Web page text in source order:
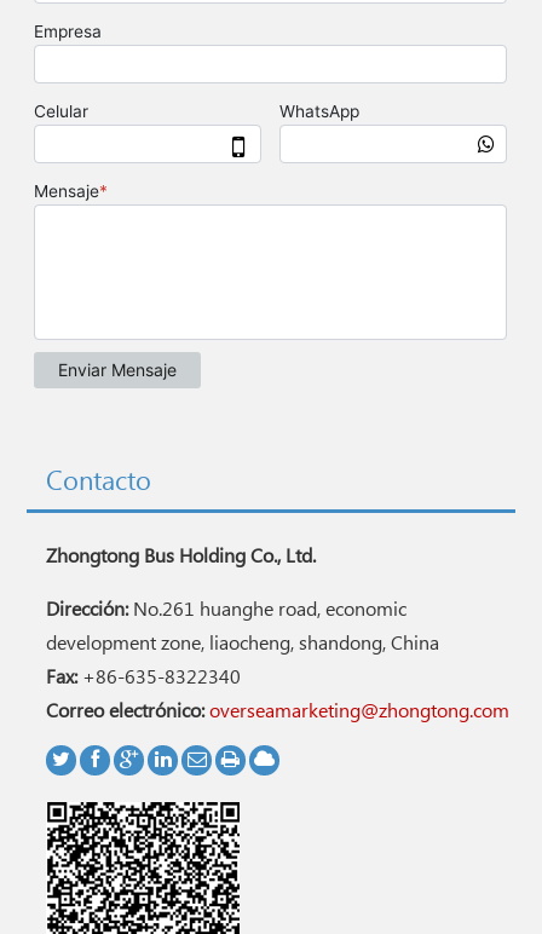
Contacto
Zhongtong Bus Holding Co., Ltd.
Dirección:No.261 huanghe road, economic
development zone, liaocheng, shandong, China
Fax:+86-635-8322340
Correo electrónico:overseamarketing@zhongtong.com